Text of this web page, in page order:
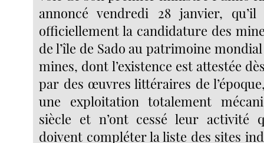
annoncé vendredi 28 janvier,
officiellement la candidature des
de l’île de Sado au patrimoine mondial
mines, dont l’existence est attestée
par des œuvres littéraires de
une exploitation totalement
siècle et n’ont cessé leur activité
doivent compléter la liste des sites